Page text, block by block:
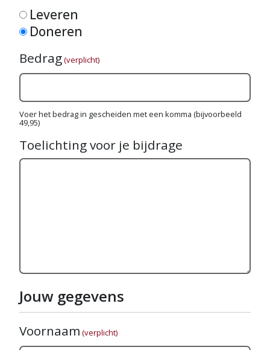
Leveren
Doneren
Bedrag(verplicht)
Voer het bedrag in gescheiden met een komma (bijvoorbeeld
49,95)
Toelichting voor je bijdrage
Jouw gegevens
Voornaam (verplicht)